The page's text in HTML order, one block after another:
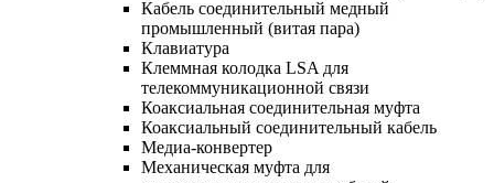
Кабель соединительный медный
промышленный (витая пара)
Клавиатура
Клеммная колодка LSA для
телекоммуникационной связи
Коаксиальная соединительная муфта
Коаксиальный соединительный кабель
Медиа-конвертер
Механическая муфта для